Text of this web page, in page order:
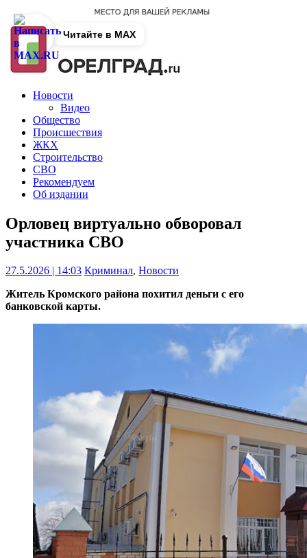
Новости
Видео
Общество
Происшествия
ЖКХ
Строительство
СВО
Рекомендуем
Об издании
Орловец виртуально обворовал
участника СВО
27.5.2026 | 14:03 Криминал, Новости
Житель Кромского района похитил деньги с его
банковской карты.
Читайте в MAX